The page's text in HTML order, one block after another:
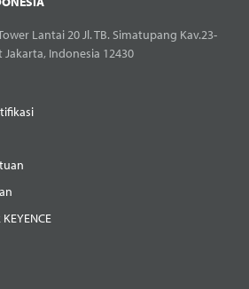
Lantai 20 Jl. TB. Simatupang Kav.23-
Jakarta, Indonesia 12430